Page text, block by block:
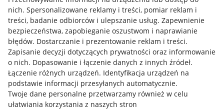
nich. Spersonalizowane reklamy i treści, pomiar reklam i
treści, badanie odbiorców i ulepszanie usług. Zapewnienie
bezpieczeństwa, zapobieganie oszustwom i naprawianie
błędów. Dostarczanie i prezentowanie reklam i treści.
Zapisanie decyzji dotyczących prywatności oraz informowanie
o nich. Dopasowanie i łączenie danych z innych źródeł.
Łączenie różnych urządzeń. Identyfikacja urządzeń na
podstawie informacji przesyłanych automatycznie.
Twoje dane personalne przetwarzamy również w celu
ułatwiania korzystania z naszych stron
Mapa miejscowości
Informacje prawne
Regulamin
Polityka plików "cookies"
Ustawienia plików "cookies"
Udostępnianie lokalizacji